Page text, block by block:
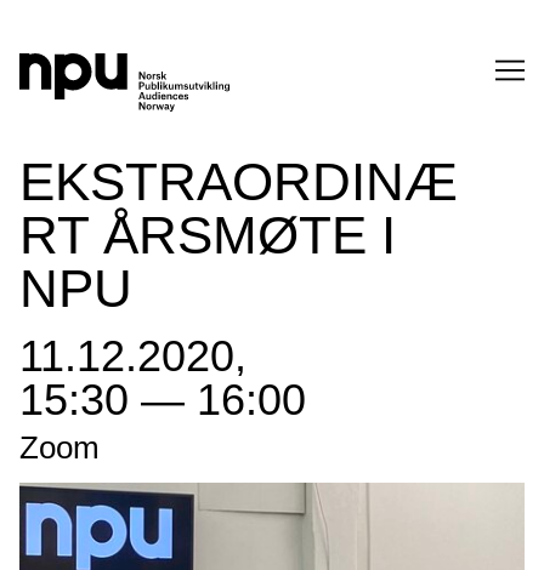
SØK
SØK →
EKSTRAORDINÆ
RT ÅRSMØTE I
NPU
11.12.2020,
15:30 — 16:00
Zoom